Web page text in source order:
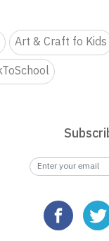
Art & Craft fo Kids